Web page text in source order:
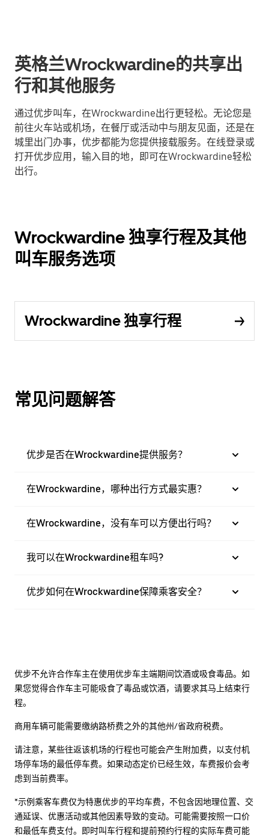
英格兰Wrockwardine的共享出
行和其他服务
通过优步叫车，在Wrockwardine出行更轻松。无论您是
前往火车站或机场，在餐厅或活动中与朋友见面，还是在
城里出门办事，优步都能为您提供接载服务。在线登录或
打开优步应用，输入目的地，即可在Wrockwardine轻松
出行。
Wrockwardine 独享行程及其他
叫车服务选项
Wrockwardine 独享行程
常见问题解答
优步是否在Wrockwardine提供服务？
在Wrockwardine，哪种出行方式最实惠？
在Wrockwardine，没有车可以方便出行吗？
我可以在Wrockwardine租车吗?
优步如何在Wrockwardine保障乘客安全？
优步不允许合作车主在使用优步车主端期间饮酒或吸食毒品。如
果您觉得合作车主可能吸食了毒品或饮酒，请要求其马上结束行
程。
商用车辆可能需要缴纳路桥费之外的其他州/省政府税费。
请注意，某些往返该机场的行程也可能会产生附加费，以支付机
场停车场的最低停车费。如果动态定价已经生效，车费报价会考
虑到当前费率。
*示例乘客车费仅为特惠优步的平均车费，不包含因地理位置、交
通延误、优惠活动或其他因素导致的变动。可能需要按照一口价
和最低车费支付。即时叫车行程和提前预约行程的实际车费可能